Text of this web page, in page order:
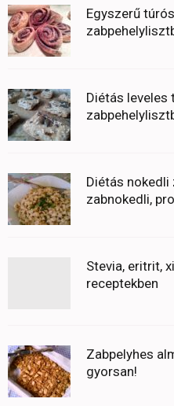
Egyszerű
Diétás leveles
Diétás
zabnokedli,
Stevia, eritrit,
receptekben
Zabpelyhes
gyorsan!